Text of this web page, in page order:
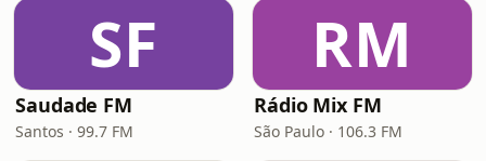
SF
Saudade FM
Santos · 99.7 FM
RM
Rádio Mix FM
São Paulo · 106.3 FM